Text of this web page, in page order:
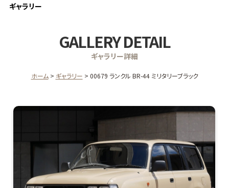
ギャラリー
GALLERY DETAIL
ギャラリー詳細
ホーム ギャラリー 00679 ランクル BR-44 ミリタリーブラック